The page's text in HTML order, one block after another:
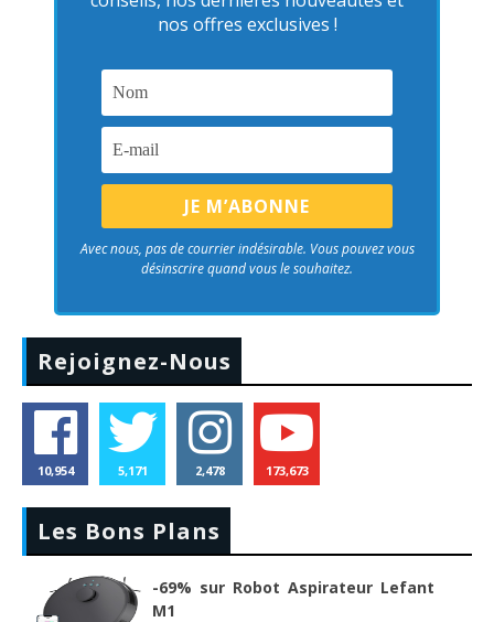
nos offres exclusives !
Avec nous, pas de courrier indésirable. Vous pouvez vous
désinscrire quand vous le souhaitez.
Rejoignez-Nous
10,954 5,171 2,478 173,673
Les Bons Plans
-69% sur Robot Aspirateur Lefant
M1